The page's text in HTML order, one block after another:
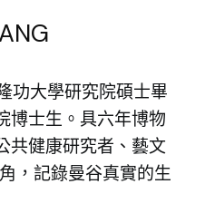
功大學研究院碩士畢
博士生。具六年博物
共健康研究者、藝文
，記錄曼谷真實的生